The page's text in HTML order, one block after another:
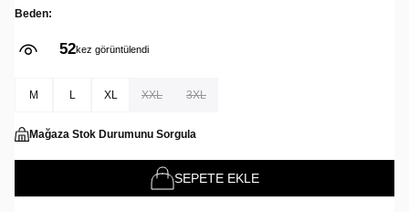
Beden:
52kez görüntülendi
M L XL XXL 3XL
Mağaza Stok Durumunu Sorgula
SEPETE EKLE